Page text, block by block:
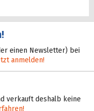
einen Newsletter) bei
anmelden!
verkauft deshalb keine